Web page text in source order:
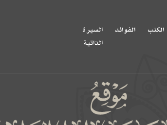
الكتب الفوائد
السيرة
الذاتية